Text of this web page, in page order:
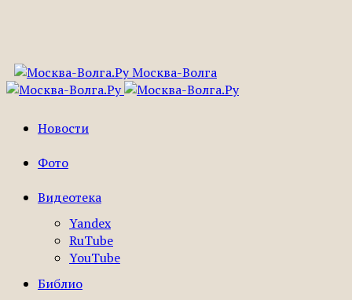
Москва-Волга
Новости
Фото
Видеотека
Yandex
RuTube
YouTube
Библио